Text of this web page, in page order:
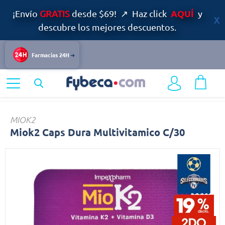
¡Envío GRATISdesde $69! ↗ Haz click AQUÍ y
descubre los mejores descuentos.
Farmacias 24H
Miok2
MIOK2
Miok2 Caps Dura Multivitamico C/30